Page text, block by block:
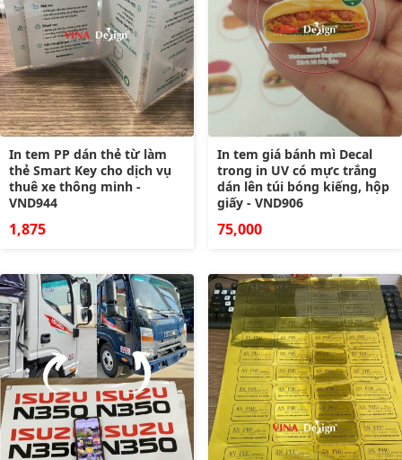
In tem PP dán thẻ từ làm
thẻ Smart Key cho dịch vụ
thuê xe thông minh -
VND944
1,875
In tem giá bánh mì Decal
trong in UV có mực trắng
dán lên túi bóng kiếng, hộp
giấy - VND906
75,000